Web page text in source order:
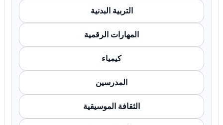
التربية البدنية
المهارات الرقمية
كيمياء
المدرسين
الثقافة الموسيقية